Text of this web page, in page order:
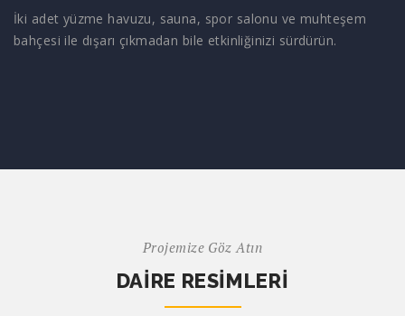
İki adet yüzme havuzu, sauna, spor salonu ve muhteşem
bahçesi ile dışarı çıkmadan bile etkinliğinizi sürdürün.
Projemize Göz Atın
DAIRE RESIMLERI